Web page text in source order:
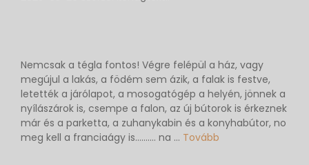
Nemcsak a tégla fontos! Végre felépül a ház, vagy
megújul a lakás, a födém sem ázik, a falak is festve,
letették a járólapot, a mosogatógép a helyén, jönnek a
nyílászárok is, csempe a falon, az új bútorok is érkeznek
már és a parketta, a zuhanykabin és a konyhabútor, no
meg kell a franciaágy is….…… na … Tovább